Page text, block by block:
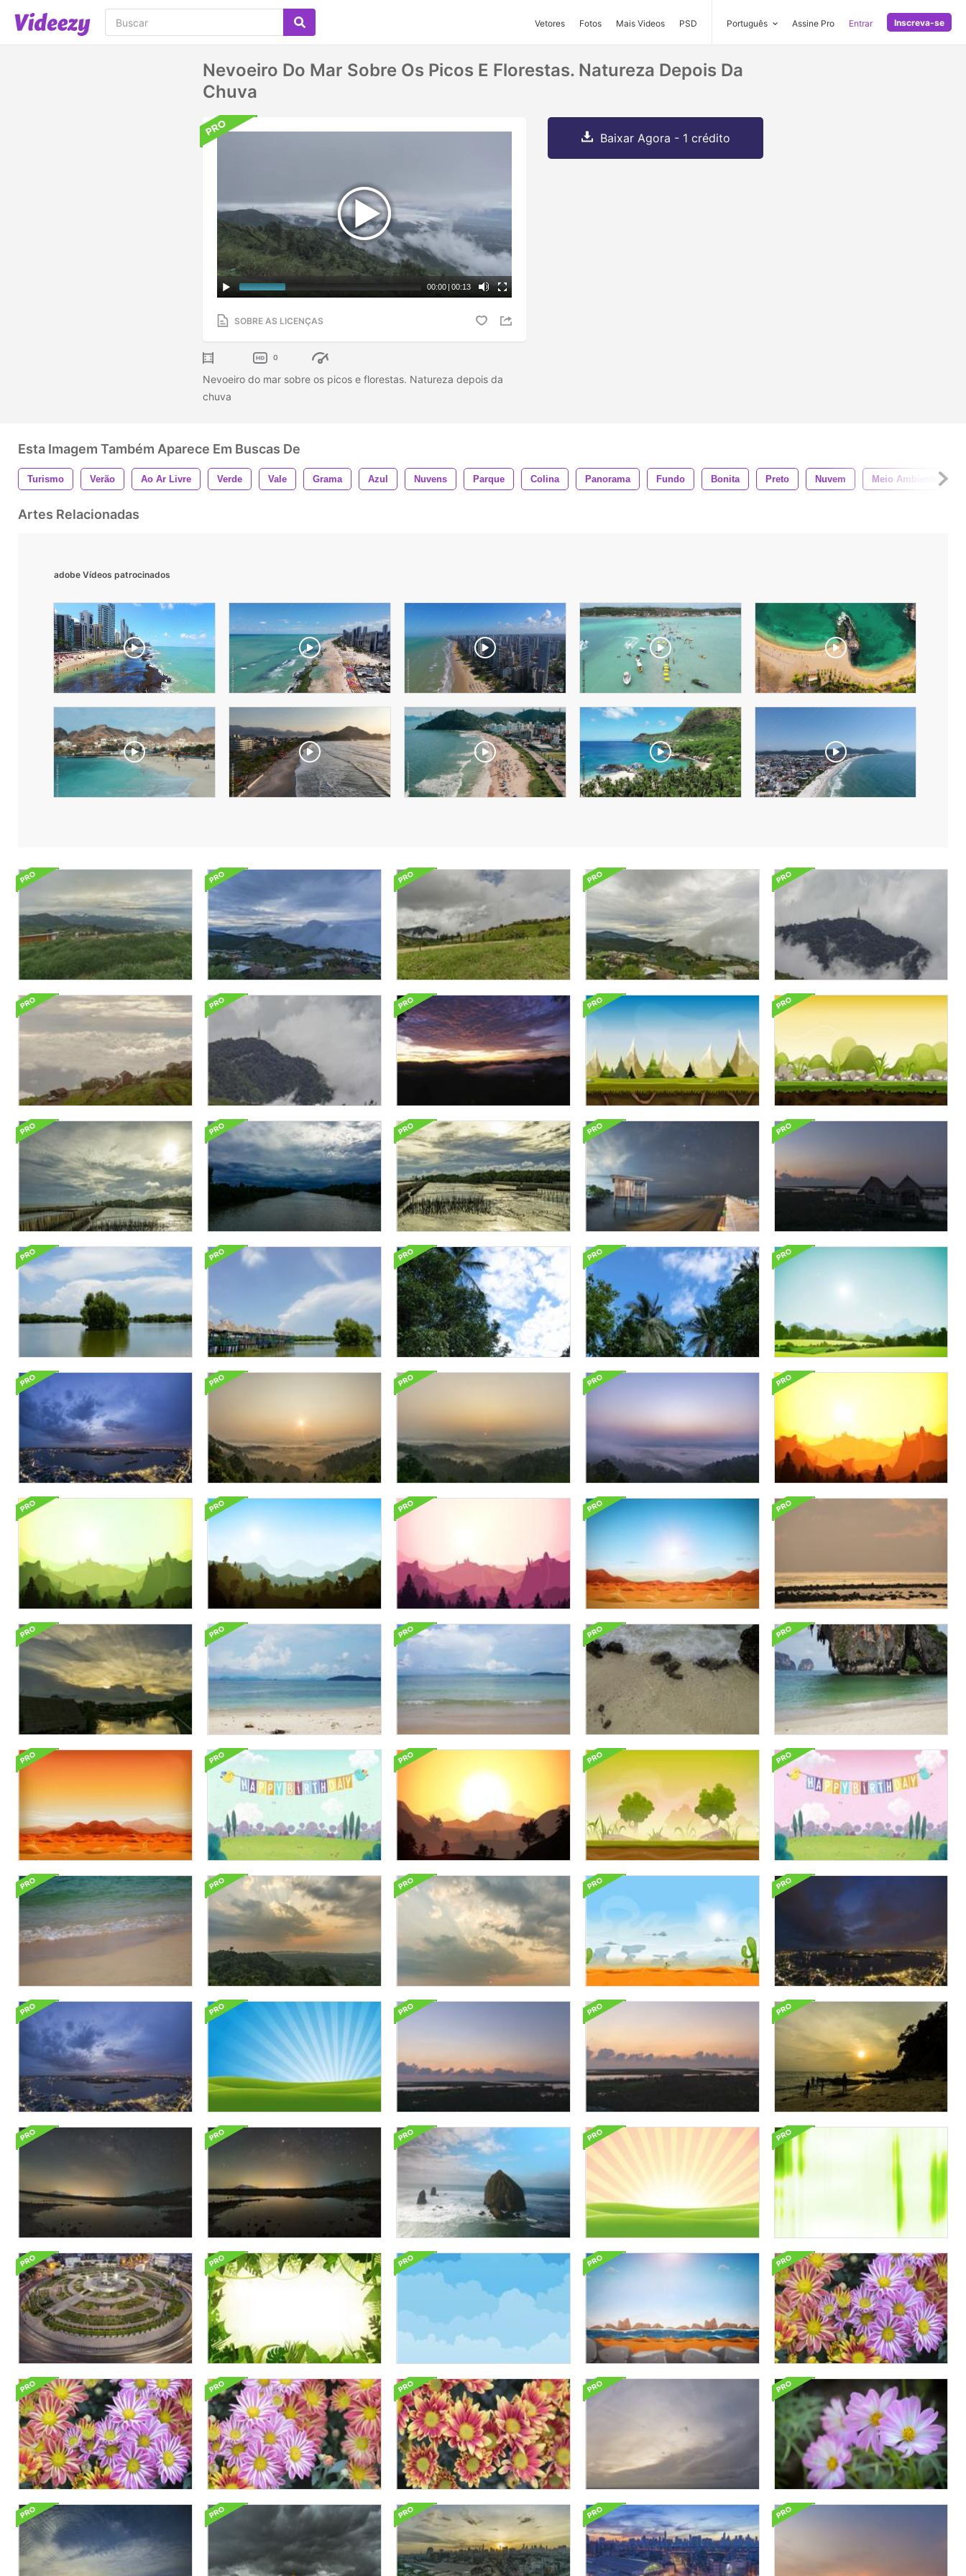
Vetores Fotos Mais Videos PSD Português Assine Pro Entrar Inscreva-se
Nevoeiro Do Mar Sobre Os Picos E Florestas. Natureza Depois Da
Chuva
00:00 | 00:13
SOBRE AS LICENÇAS
0
Nevoeiro do mar sobre os picos e florestas. Natureza depois da
chuva
Baixar Agora - 1 crédito
Esta Imagem Também Aparece Em Buscas De
Turismo Verão Ao Ar Livre Verde Vale Grama Azul Nuvens Parque Colina Panorama Fundo Bonita Preto Nuvem Meio Ambiente
Artes Relacionadas
adobe Vídeos patrocinados